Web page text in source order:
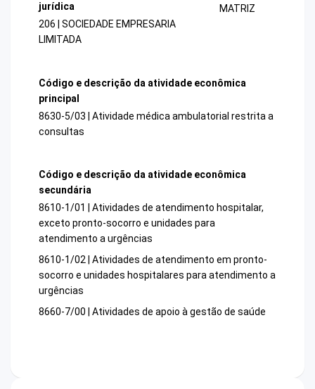
jurídica
206 | SOCIEDADE EMPRESARIA
LIMITADA
MATRIZ
Código e descrição da atividade econômica
principal
8630-5/03 | Atividade médica ambulatorial restrita a
consultas
Código e descrição da atividade econômica
secundária
8610-1/01 | Atividades de atendimento hospitalar,
exceto pronto-socorro e unidades para
atendimento a urgências
8610-1/02 | Atividades de atendimento em pronto-
socorro e unidades hospitalares para atendimento a
urgências
8660-7/00 | Atividades de apoio à gestão de saúde